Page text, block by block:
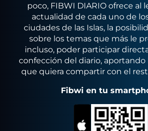
poco, FIBWI DIARIO ofrece al
actualidad de cada uno de
ciudades de las Islas, la
sobre los temas que más le
incluso, poder participar
confección del diario, aportando
que quiera compartir con el
Fibwi en tu